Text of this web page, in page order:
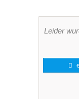
Leider